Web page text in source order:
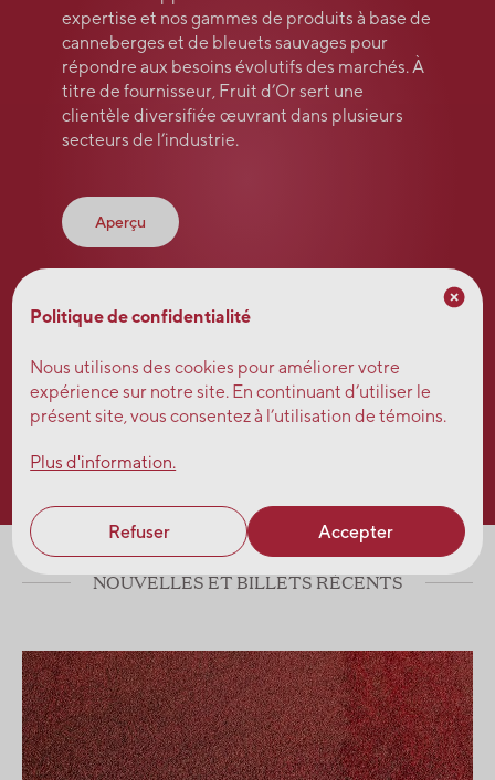
expertise et nos gammes de produits à base de
canneberges et de bleuets sauvages pour
répondre aux besoins évolutifs des marchés. À
titre de fournisseur, Fruit d’Or sert une
clientèle diversifiée œuvrant dans plusieurs
secteurs de l’industrie.
Aperçu
NOUVELLES ET BILLETS RÉCENTS
Politique de confidentialité
Nous utilisons des cookies pour améliorer votre
expérience sur notre site. En continuant d’utiliser le
présent site, vous consentez à l’utilisation de témoins.
Plus d'information.
Refuser Accepter